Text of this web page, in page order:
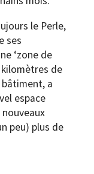
le Perle,
ses
‘zone de
de
a
espace
peu) plus de